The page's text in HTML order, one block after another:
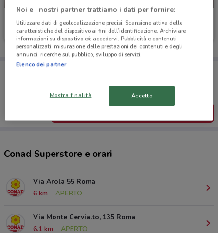
Conad Superstore
Scade martedì 6 km
Conad Superstore
Scade martedì
Porta DoveConviene sempre con te!
salvarle e creare la tua lista del risparmio, comodamente
dal tuo cellulare.
Conad Superstore e orari
Via Arola 55 Roma
6 km
APERTO
Via Monte Cervialto, 135 Roma
6.1 km
APERTO
Noi e i nostri partner trattiamo i dati per fornire:
Utilizzare dati di geolocalizzazione precisi. Scansione attiva delle
caratteristiche del dispositivo ai fini dell’identificazione. Archiviare
informazioni su dispositivo e/o accedervi. Pubblicità e contenuti
personalizzati, misurazione delle prestazioni dei contenuti e degli
annunci, ricerche sul pubblico, sviluppo di servizi.
Elenco dei partner
Mostra finalità Accetto